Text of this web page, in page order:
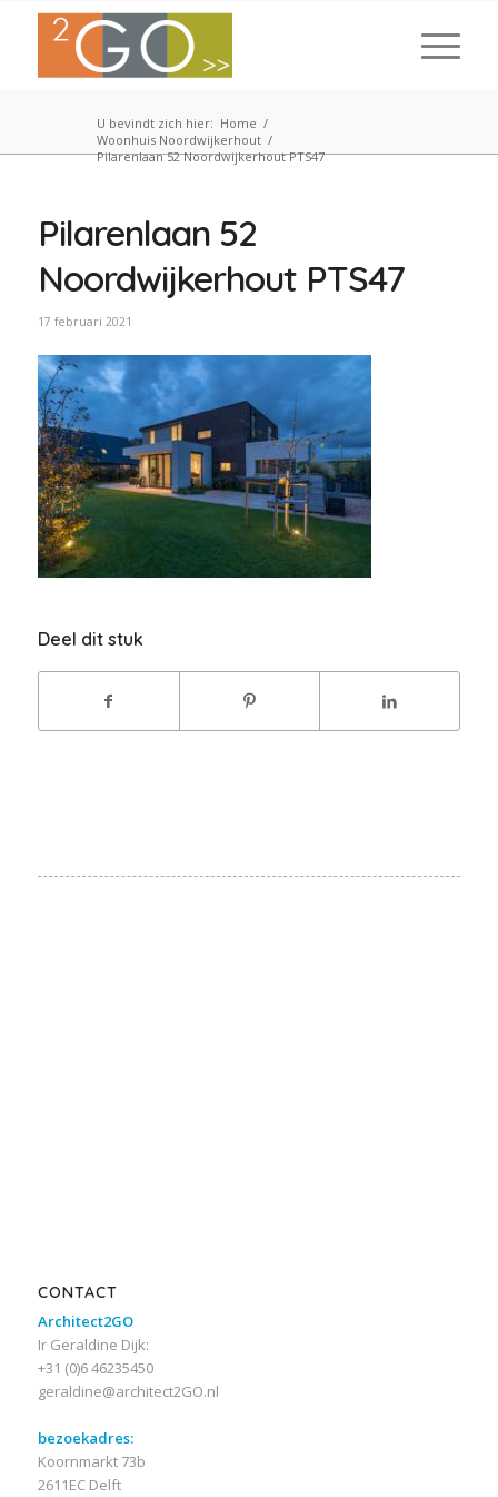
U bevindt zich hier: Home /
Woonhuis Noordwijkerhout /
Pilarenlaan 52 Noordwijkerhout PTS47
Pilarenlaan 52
Noordwijkerhout PTS47
17 februari 2021
Deel dit stuk
CONTACT
Architect2GO
Ir Geraldine Dijk:
+31 (0)6 46235450
geraldine@architect2GO.nl
bezoekadres:
Koornmarkt 73b
2611EC Delft